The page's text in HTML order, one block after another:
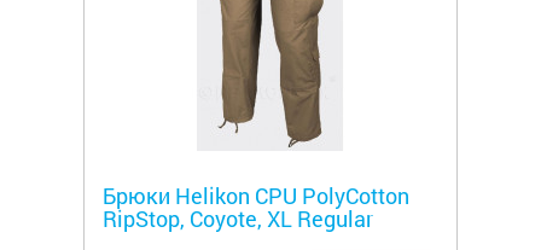
Брюки Helikon CPU PolyCotton
RipStop, Coyote, XL Regular